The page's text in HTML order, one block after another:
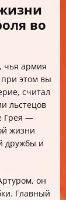
во
чья армия
этом вы
считал
льстецов
Грея —
жизни
дружбы и
он
Главный